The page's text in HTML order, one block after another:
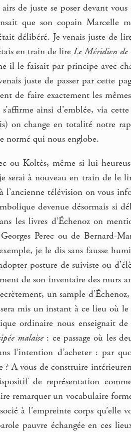
de juste se poser devant
que son copain Marcelle
délibéré. Je venais juste de
en train de lireLe Méridien de
il le faisait par principe avec
juste de passer par cette
de faire exactement les
ainsi d’emblée, via
on change en totalité notre
normé qui nous englobe.
ou Koltès, même si lui
à nouveau en train de le
télévision on vous
devenue désormais si
les livres d’Échenoz on
Perec ou de Bernard-
je le dis sans fausse
posture de suiviste ou
de son inventaire des murs
un sample
mis un instant à ce lieu où
ordinaire nous enseignait
malaise: ce passage où les
l’intention d’acheter : par
A vous de construire
de représentation
remarquer un vocabulaire
à l’empreinte corps qu’elle
pauvre échangée en ces